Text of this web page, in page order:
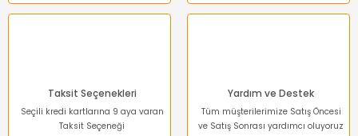
Taksit Seçenekleri
Seçili kredi kartlarına 9 aya varan
Taksit Seçeneği
Yardım ve Destek
Tüm müşterilerimize Satış Öncesi
ve Satış Sonrası yardımcı oluyoruz